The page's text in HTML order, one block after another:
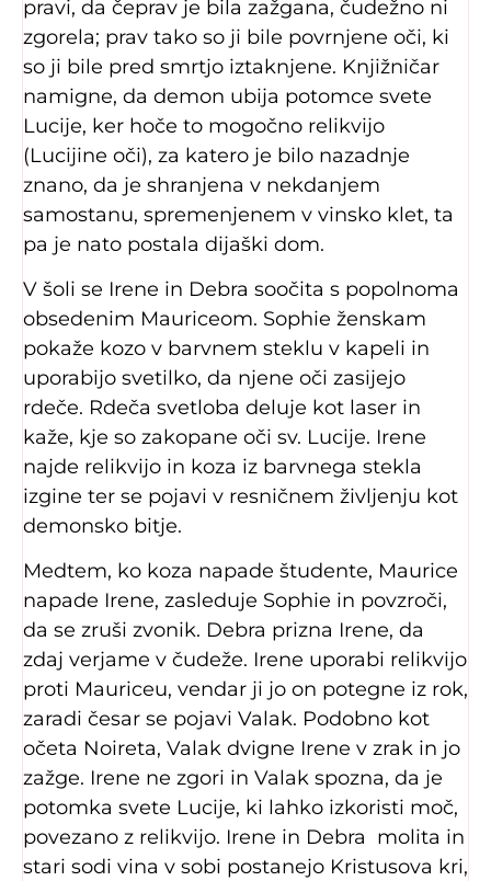
pravi, da čeprav je bila zažgana, čudežno ni
zgorela; prav tako so ji bile povrnjene oči, ki
so ji bile pred smrtjo iztaknjene. Knjižničar
namigne, da demon ubija potomce svete
Lucije, ker hoče to mogočno relikvijo
(Lucijine oči), za katero je bilo nazadnje
znano, da je shranjena v nekdanjem
samostanu, spremenjenem v vinsko klet, ta
pa je nato postala dijaški dom.
V šoli se Irene in Debra soočita s popolnoma
obsedenim Mauriceom. Sophie ženskam
pokaže kozo v barvnem steklu v kapeli in
uporabijo svetilko, da njene oči zasijejo
rdeče. Rdeča svetloba deluje kot laser in
kaže, kje so zakopane oči sv. Lucije. Irene
najde relikvijo in koza iz barvnega stekla
izgine ter se pojavi v resničnem življenju kot
demonsko bitje.
Medtem, ko koza napade študente, Maurice
napade Irene, zasleduje Sophie in povzroči,
da se zruši zvonik. Debra prizna Irene, da
zdaj verjame v čudeže. Irene uporabi relikvijo
proti Mauriceu, vendar ji jo on potegne iz rok,
zaradi česar se pojavi Valak. Podobno kot
očeta Noireta, Valak dvigne Irene v zrak in jo
zažge. Irene ne zgori in Valak spozna, da je
potomka svete Lucije, ki lahko izkoristi moč,
povezano z relikvijo. Irene in Debra molita in
stari sodi vina v sobi postanejo Kristusova kri,